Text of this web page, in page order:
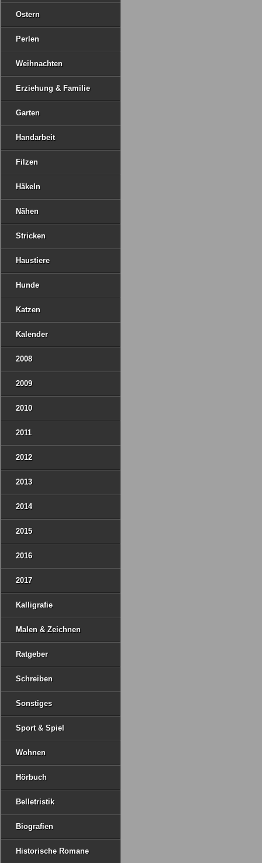
Ostern
Perlen
Weihnachten
Erziehung & Familie
Garten
Handarbeit
Filzen
Häkeln
Nähen
Stricken
Haustiere
Hunde
Katzen
Kalender
2008
2009
2010
2011
2012
2013
2014
2015
2016
2017
Kalligrafie
Malen & Zeichnen
Ratgeber
Schreiben
Sonstiges
Sport & Spiel
Wohnen
Hörbuch
Belletristik
Biografien
Historische Romane